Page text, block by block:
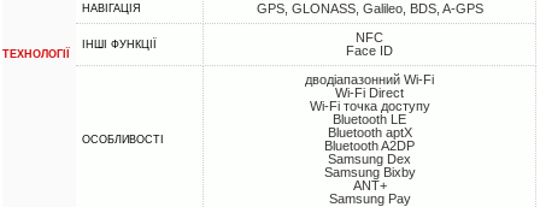
ТЕХНОЛОГІЇ
НАВІГАЦІЯ GPS, GLONASS, Galileo, BDS, A-GPS
ІНШІ ФУНКЦІЇ
NFC
Face ID
ОСОБЛИВОСТІ
дводіапазонний Wi-Fi
Wi-Fi Direct
Wi-Fi точка доступу
Bluetooth LE
Bluetooth aptX
Bluetooth A2DP
Samsung Dex
Samsung Bixby
ANT+
Samsung Pay